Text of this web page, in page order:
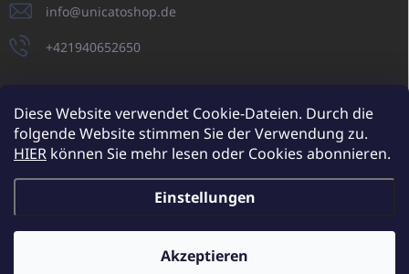
Diese Website verwendet Cookie-Dateien. Durch die
folgende Website stimmen Sie der Verwendung zu.
HIER können Sie mehr lesen oder Cookies abonnieren.
Einstellungen
Akzeptieren
info@unicatoshop.de
+421940652650
UNICATO.sk UNICATOshop.cz UNICATO.at UNICATO.hu
UNICATOshop.pl
Copyright 2026UNICATOshop.de. Alle Rechte vorbehalten.Cookie-
Einstellungen ändern
Zusätzliche Rabatte für Großhandelskunden (bei einer